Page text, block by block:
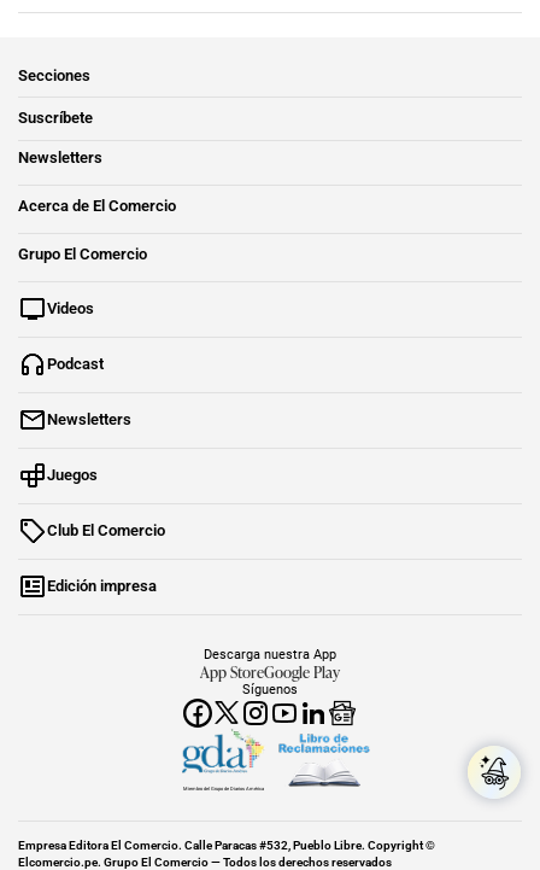
Secciones
Suscríbete
Newsletters
Acerca de El Comercio
Grupo El Comercio
Videos
Podcast
Newsletters
Juegos
Club El Comercio
Edición impresa
Síguenos
Descarga nuestra App
App StoreGoogle Play
Miembro del Grupo de Diarios América
Empresa Editora El Comercio. Calle Paracas #532, Pueblo Libre. Copyright ©
Elcomercio.pe. Grupo El Comercio — Todos los derechos reservados